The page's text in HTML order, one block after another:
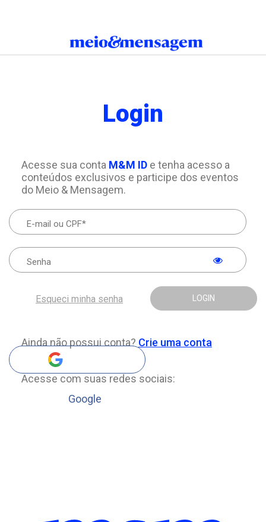
Login
Acesse sua conta M&M IDe tenha acesso a
conteúdos exclusivos e participe dos eventos
do Meio & Mensagem.
LOGIN
Esqueci minha senha
Ainda não possui conta? Crie uma conta
Acesse com suas redes sociais:
Google